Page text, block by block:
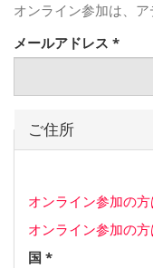
オンライン参加は、
メールアドレス *
ご住所
オンライン参加の方
オンライン参加の方
国 *